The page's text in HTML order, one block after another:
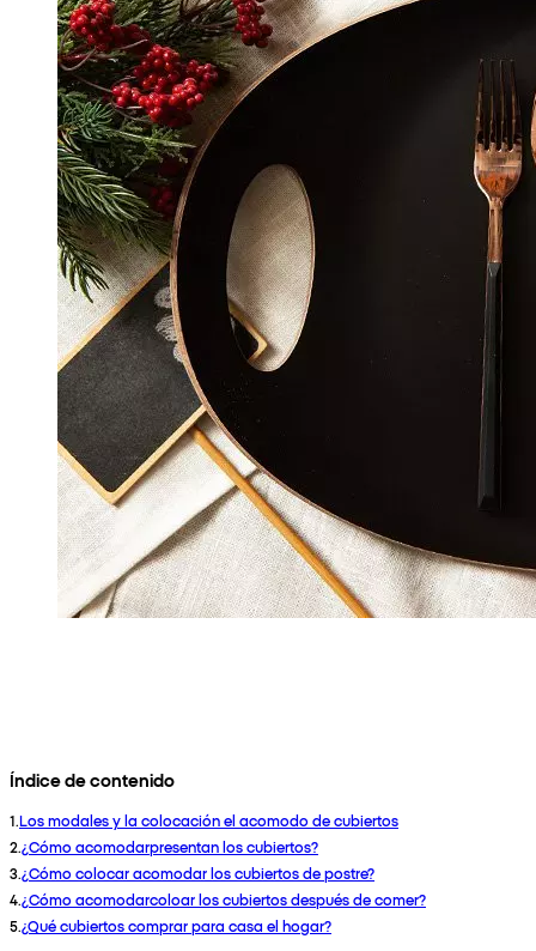
Índice de contenido
1.Los modales y la colocación el acomodo de cubiertos
2.¿Cómo acomodarpresentan los cubiertos?
3.¿Cómo colocar acomodar los cubiertos de postre?
4.¿Cómo acomodarcoloar los cubiertos después de comer?
5.¿Qué cubiertos comprar para casa el hogar?